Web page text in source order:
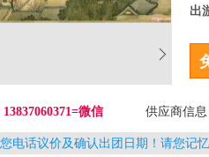
出
微信 供应商信
电话议价及确认出团日期！请您记